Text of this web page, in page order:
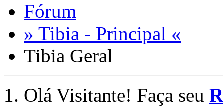
Fórum
» Tibia - Principal «
Tibia Geral
Olá Visitante! Faça seu